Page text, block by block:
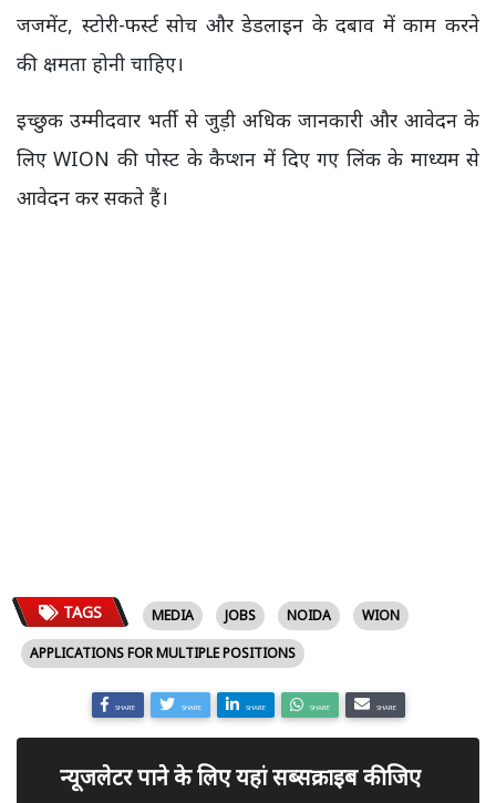
जजमेंट, स्टोरी-फर्स्ट सोच और डेडलाइन के दबाव में काम करने
की क्षमता होनी चाहिए।
इच्छुक उम्मीदवार भर्ती से जुड़ी अधिक जानकारी और आवेदन के
लिए WION की पोस्ट के कैप्शन में दिए गए लिंक के माध्यम से
आवेदन कर सकते हैं।
TAGS MEDIA JOBS NOIDA
WION
APPLICATIONS FOR MULTIPLE POSITIONS
SHARE SHARE SHARE SHARE SHARE
न्यूजलेटर पाने के लिए यहां सब्सक्राइब कीजिए